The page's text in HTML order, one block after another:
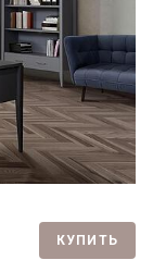
КУПИТЬ